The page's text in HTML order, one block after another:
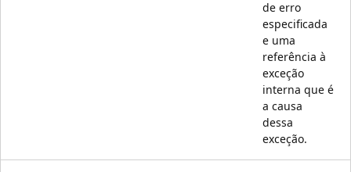
de erro
especificada
e uma
referência à
exceção
interna que é
a causa
dessa
exceção.